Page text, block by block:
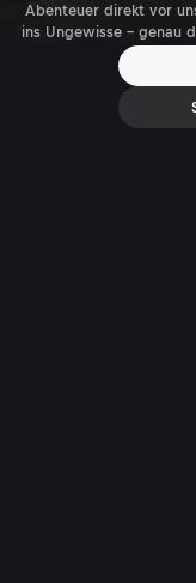
Abenteuer direkt vor
ins Ungewisse – genau